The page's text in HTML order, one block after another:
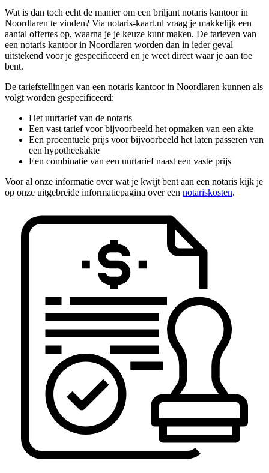
Wat is dan toch echt de manier om een briljant notaris kantoor in
Noordlaren te vinden? Via notaris-kaart.nl vraag je makkelijk een
aantal offertes op, waarna je je keuze kunt maken. De tarieven van
een notaris kantoor in Noordlaren worden dan in ieder geval
uitstekend voor je gespecificeerd en je weet direct waar je aan toe
bent.
De tariefstellingen van een notaris kantoor in Noordlaren kunnen als
volgt worden gespecificeerd:
Het uurtarief van de notaris
Een vast tarief voor bijvoorbeeld het opmaken van een akte
Een procentuele prijs voor bijvoorbeeld het laten passeren van
een hypotheekakte
Een combinatie van een uurtarief naast een vaste prijs
Voor al onze informatie over wat je kwijt bent aan een notaris kijk je
op onze uitgebreide informatiepagina over een notariskosten.